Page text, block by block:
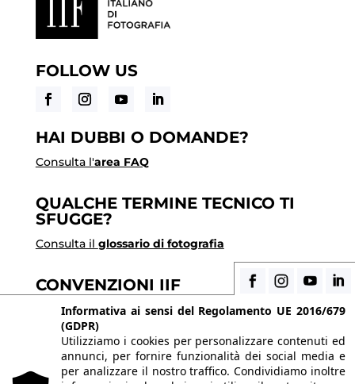
FOLLOW US
HAI DUBBI O DOMANDE?
Consulta l'area FAQ
QUALCHE TERMINE TECNICO TI
SFUGGE?
Consulta il glossario di fotografia
CONVENZIONI IIF
Scopri i vantaggi di essere uno studente di IIF
© 2026 Istituto Italiano di Fotografia® srl, Via
Enrico Caviglia 3, 20139 Milano | Tel 02/58107623 -
Informativa ai sensi del Regolamento UE 2016/679
(GDPR)
Utilizziamo i cookies per personalizzare contenuti ed
annunci, per fornire funzionalità dei social media e
per analizzare il nostro traffico. Condividiamo inoltre